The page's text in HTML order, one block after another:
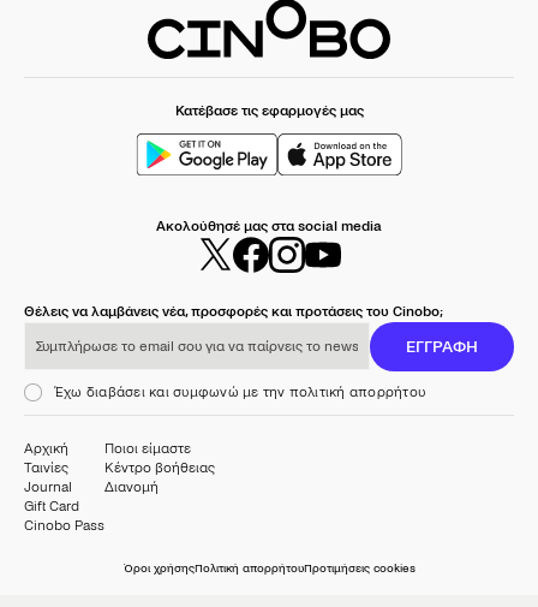
Κατέβασε τις εφαρμογές μας
Ακολούθησέ μας στα social media
Θέλεις να λαμβάνεις νέα, προσφορές και προτάσεις του Cinobo;
ΕΓΓΡΑΦΗ
Έχω διαβάσει και συμφωνώ με την πολιτική απορρήτου
Αρχική
Ταινίες
Journal
Gift Card
Cinobo Pass
Ποιοι είμαστε
Κέντρο βοήθειας
Διανομή
Όροι χρήσηςΠολιτική απορρήτουΠροτιμήσεις cookies